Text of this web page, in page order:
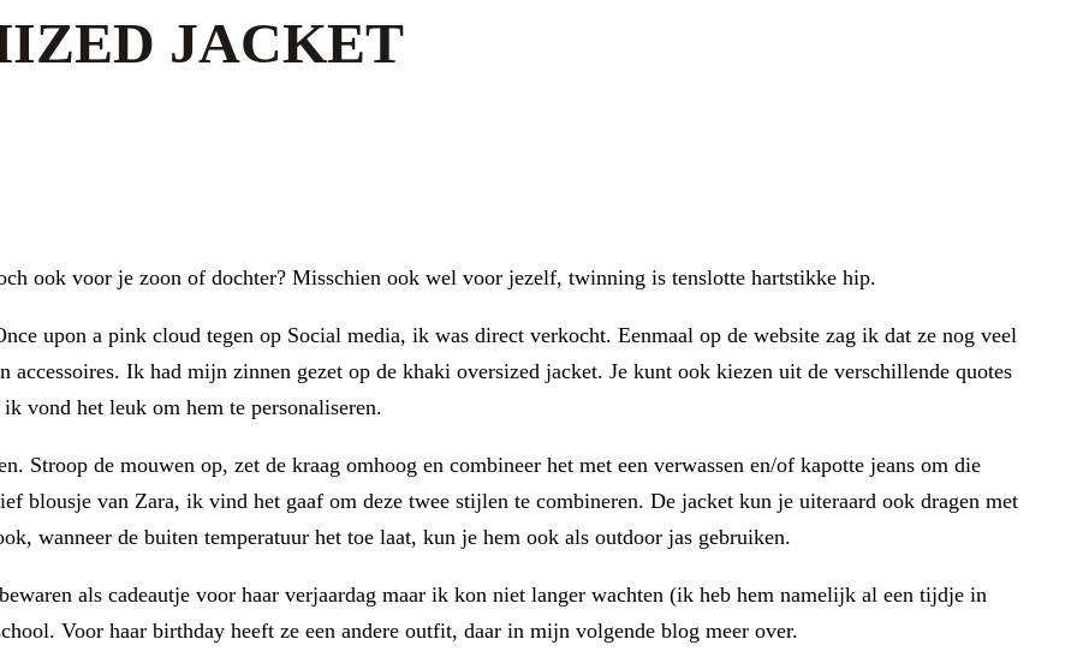
JACKET
ook voor je zoon of dochter? Misschien ook wel voor jezelf, twinning is tenslotte hartstikke hip.
upon a pink cloud tegen op Social media, ik was direct verkocht. Eenmaal op de website zag ik dat ze nog veel
accessoires. Ik had mijn zinnen gezet op de khaki oversized jacket. Je kunt ook kiezen uit de verschillende quotes
vond het leuk om hem te personaliseren.
Stroop de mouwen op, zet de kraag omhoog en combineer het met een verwassen en/of kapotte jeans om die
blousje van Zara, ik vind het gaaf om deze twee stijlen te combineren. De jacket kun je uiteraard ook dragen met
wanneer de buiten temperatuur het toe laat, kun je hem ook als outdoor jas gebruiken.
als cadeautje voor haar verjaardag maar ik kon niet langer wachten (ik heb hem namelijk al een tijdje in
Voor haar birthday heeft ze een andere outfit, daar in mijn volgende blog meer over.